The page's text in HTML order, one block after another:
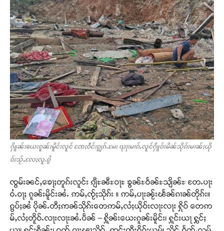
Support SHAN
တႃႇႁႂ်ႈသဵင်ၵၢင်ၸႂ်ၵူၼ်းမိူင်း ၵူႈတီႈၵူႈလႅၼ်ပေႃးတေၸွ
တ်ႇ တူဝ်ႈလုမ်ႈၾႃႉၼၼ်ႉ ၶဝ်ႈႁူမ်ႈၵမ်ႉထႅမ် ၸုမ်းၶၢ
Donate Now
ႁိူၼ်းယေးၵူၼ်းမိူင်းလူင် ၸႄႈဝဵင်းၵျွၵ်ႉမႄး ၺႃးမၢၵ်ႇလူင်ႁိူဝ်းမိၼ်သိုၵ်းမၢၼ်ႈယို
ဝ်းသႂ်ႇလႄႈလူႉၵွႆ
ၸွမ်းၼင်ႇၶေႃႈတူၵ်းလူင်း ၵျီႊၼီႊဝႃႊ ၶွၼ်ႊဝႅၼ်ႊသျိၼ်ႊ တႄႉပႃး
ဝႆႉဝႃႈ ၵူၼ်းမိူင်းၼႆႉ ဢမ်ႇၸႂ်ႈသိုၵ်း ။ ဢမ်ႇပႃးၼႂ်းၽႅၼ်ၵၢၼ်တိုၵ်း။
ၵွပ်ႈၼႆ ပိုၼ်ႉတီႈဢၼ်သိုၵ်းတေဢမ်ႇလႆႈယိုဝ်းလႃးလႃး ႁိုဝ် တေဢ
မ်ႇလႆႈတိူဝ်ႉလႃးလႃးၼႆႉပဵၼ် – ႁိူၼ်းယေးၵူၼ်းမိူင်း၊ ႁူင်းယႃ ႁွင်ႈ